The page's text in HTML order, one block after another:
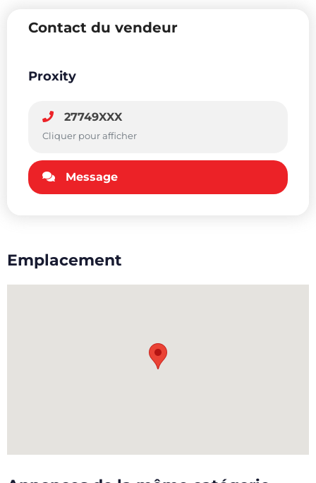
Contact du vendeur
Proxity
27749XXX
Cliquer pour afficher
Message
Emplacement